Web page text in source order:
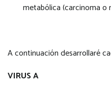
metabólica (carcinoma o
A continuación desarrollaré
VIRUS A